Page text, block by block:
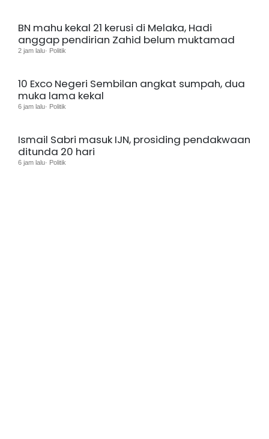
BN mahu kekal 21 kerusi di Melaka, Hadi
anggap pendirian Zahid belum muktamad
2 jam lalu· Politik
10 Exco Negeri Sembilan angkat sumpah, dua
muka lama kekal
6 jam lalu· Politik
Ismail Sabri masuk IJN, prosiding pendakwaan
ditunda 20 hari
6 jam lalu· Politik